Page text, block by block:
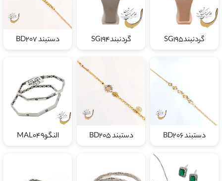
گردنبندSG195 گردنبندSG194 دستبند BD207
دستبند BD206 دستبند BD205 النگوMAL049